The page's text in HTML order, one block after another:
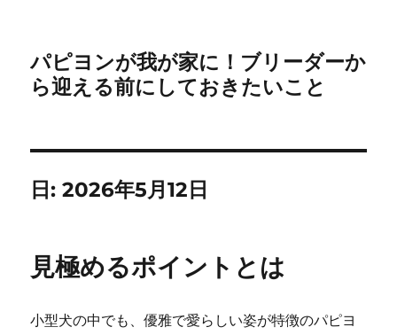
パピヨンが我が家に！ブリーダーか
ら迎える前にしておきたいこと
日:2026年5月12日
見極めるポイントとは
小型犬の中でも、優雅で愛らしい姿が特徴のパピヨ